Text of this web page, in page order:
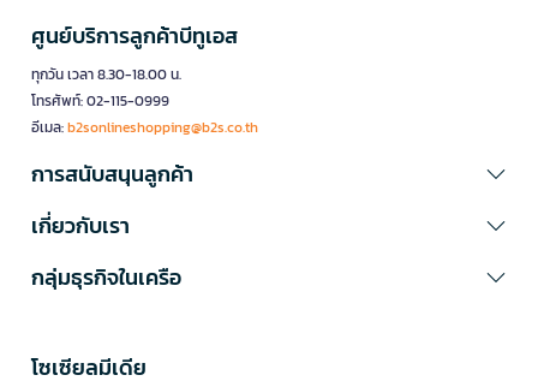
ศูนย์บริการลูกค้าบีทูเอส
ทุกวัน เวลา 8.30-18.00 น.
โทรศัพท์: 02-115-0999
อีเมล:b2sonlineshopping@b2s.co.th
การสนับสนุนลูกค้า
เกี่ยวกับเรา
กลุ่มธุรกิจในเครือ
โซเซียลมีเดีย​